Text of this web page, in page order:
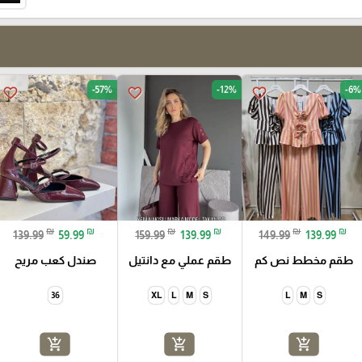
favorite_border -6%
149.99 ₪ 139.99 ₪
طقم مخطط نص كم
S
M
L
add_shopping_cart
favorite_border -12%
159.99 ₪ 139.99 ₪
طقم عملي مع دانتيل
S
M
L
XL
add_shopping_cart
favorite_border -57%
139.99 ₪ 59.99 ₪
صندل كعب مريح
36
add_shopping_cart